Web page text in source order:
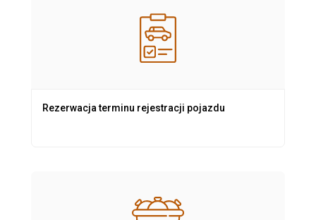
Rezerwacja terminu rejestracji pojazdu